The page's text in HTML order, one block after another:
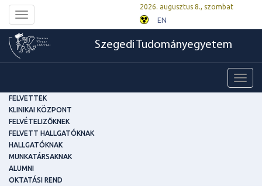
Toggle
navigation
2026. augusztus 8., szombat
EN
Szegedi Tudományegyetem
FELVETTEK
KLINIKAI KÖZPONT
FELVÉTELIZŐKNEK
FELVETT HALLGATÓKNAK
HALLGATÓKNAK
MUNKATÁRSAKNAK
ALUMNI
OKTATÁSI REND